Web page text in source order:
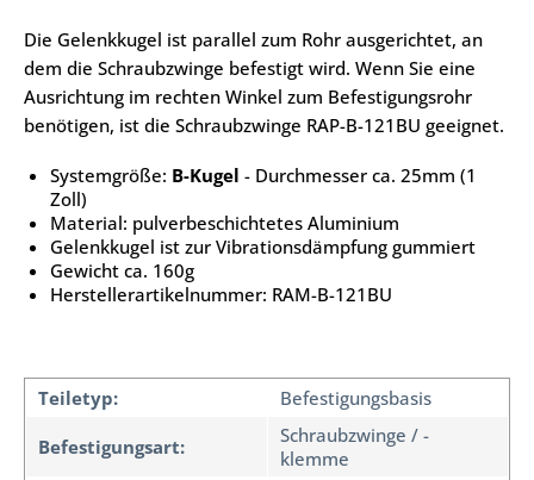
Die Gelenkkugel ist parallel zum Rohr ausgerichtet, an
dem die Schraubzwinge befestigt wird. Wenn Sie eine
Ausrichtung im rechten Winkel zum Befestigungsrohr
benötigen, ist die Schraubzwinge RAP-B-121BU geeignet.
Systemgröße: B-Kugel - Durchmesser ca. 25mm (1
Zoll)
Material: pulverbeschichtetes Aluminium
Gelenkkugel ist zur Vibrationsdämpfung gummiert
Gewicht ca. 160g
Herstellerartikelnummer: RAM-B-121BU
Teiletyp: Befestigungsbasis
Befestigungsart:
Schraubzwinge / -
klemme